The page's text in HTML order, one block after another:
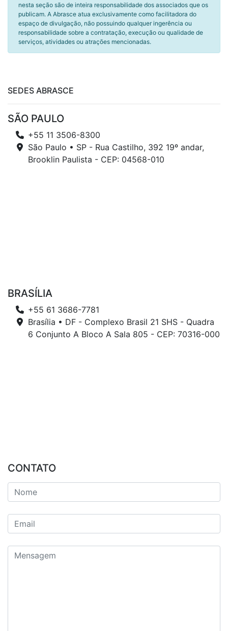
nesta seção são de inteira responsabilidade dos associados que os
publicam. A Abrasce atua exclusivamente como facilitadora do
espaço de divulgação, não possuindo qualquer ingerência ou
responsabilidade sobre a contratação, execução ou qualidade de
serviços, atividades ou atrações mencionadas.
SEDES ABRASCE
SÃO PAULO
+55 11 3506-8300
São Paulo • SP - Rua Castilho, 392 19º andar,
Brooklin Paulista - CEP: 04568-010
BRASÍLIA
+55 61 3686-7781
Brasília • DF - Complexo Brasil 21 SHS - Quadra
6 Conjunto A Bloco A Sala 805 - CEP: 70316-000
CONTATO